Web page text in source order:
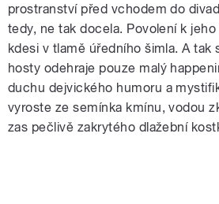
prostranství před vchodem do
tedy, ne tak docela. Povolení k
kdesi v tlamě úředního šimla. A tak
hosty odehraje pouze malý
duchu dejvického humoru a
vyroste ze semínka kmínu, vodou
zas pečlivě zakrytého dlažební